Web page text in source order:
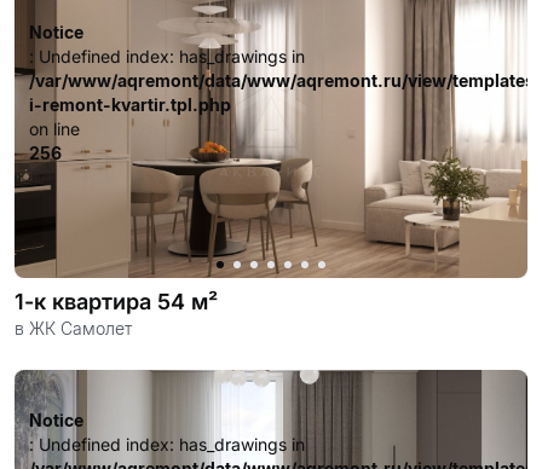
Notice
: Undefined index: has_drawings in
/var/www/aqremont/data/www/aqremont.ru/view/
i-remont-kvartir.tpl.php
on line
256
1-к квартира 54 м²
в ЖК Самолет
Notice
: Undefined index: has_drawings in